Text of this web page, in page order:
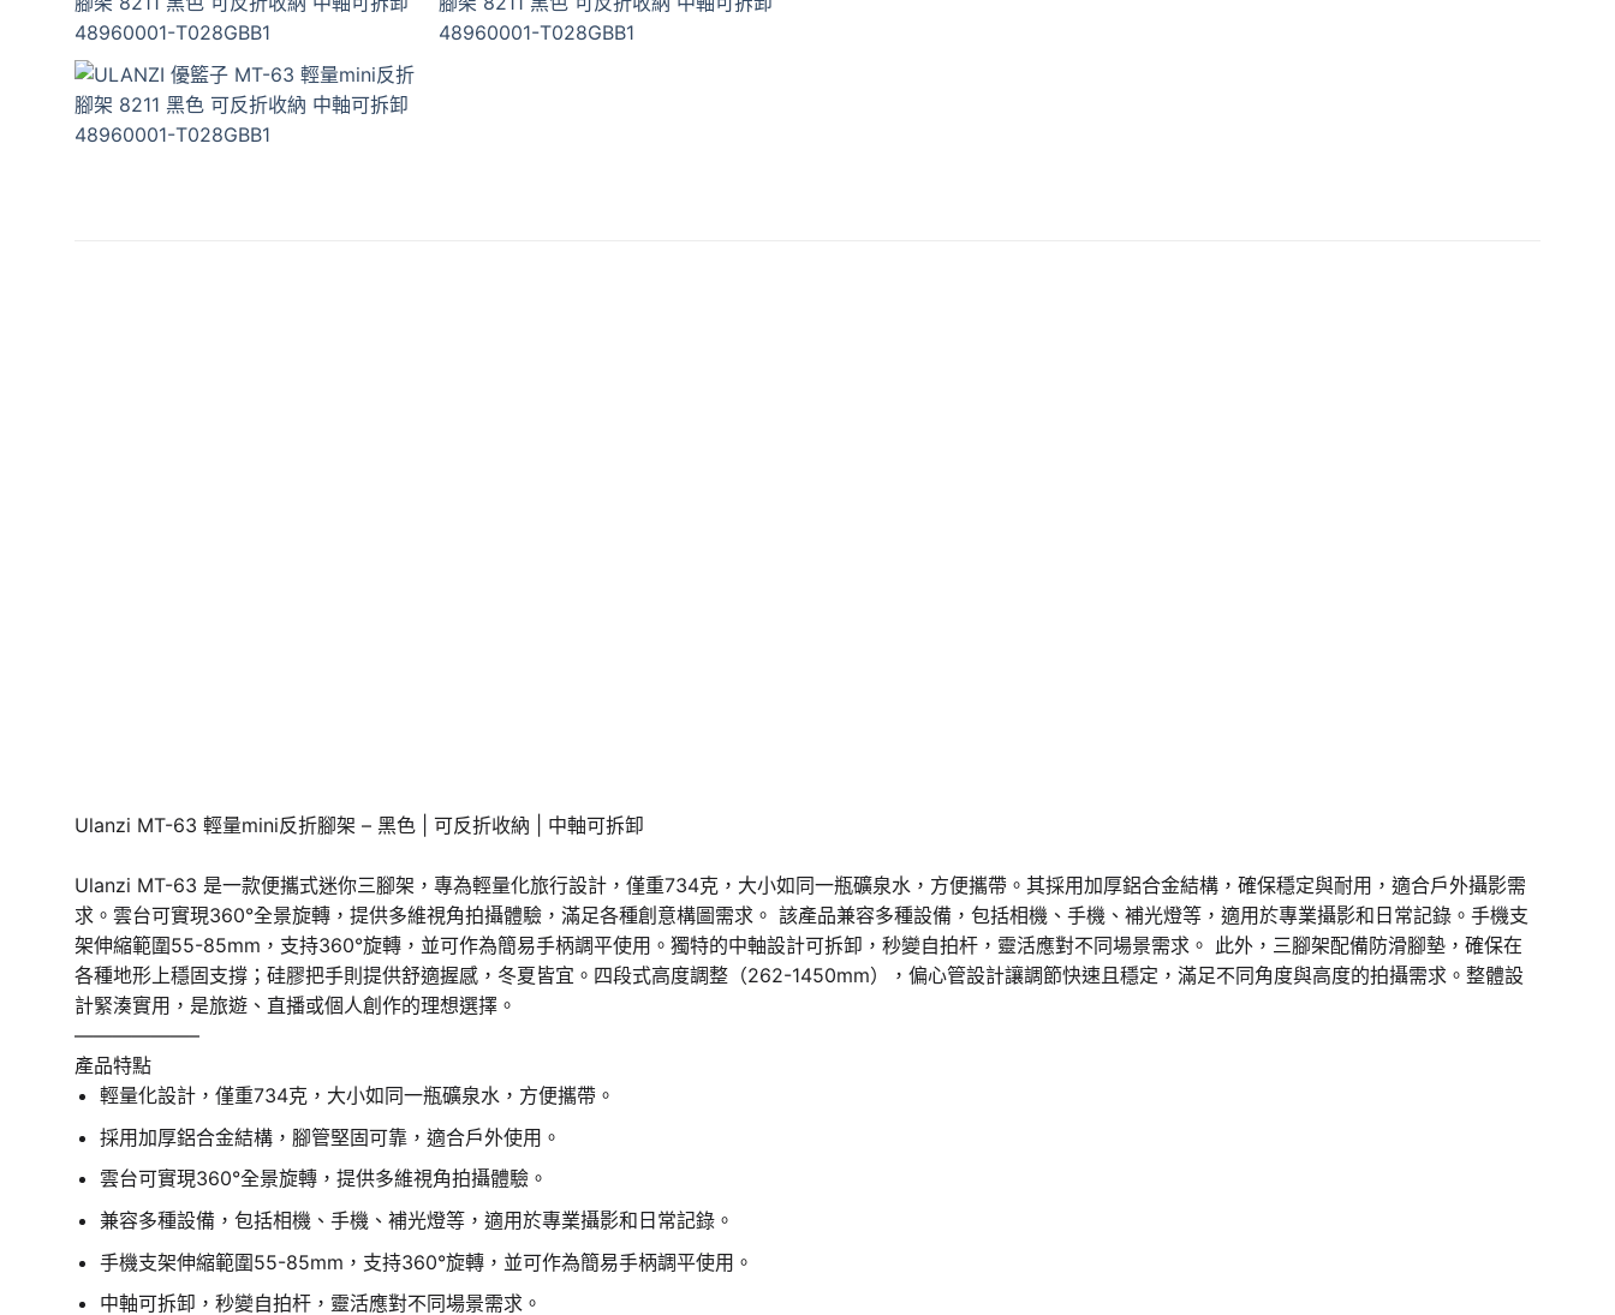
Ulanzi MT-63 輕量mini反折腳架 – 黑色 | 可反折收納 | 中軸可拆卸
Ulanzi MT-63 是一款便攜式迷你三腳架，專為輕量化旅行設計，僅重734克，大小如同一瓶礦泉水，方便攜帶。其採用加厚鋁合金結構，確保穩定與耐用，適合戶外攝影需
求。雲台可實現360°全景旋轉，提供多維視角拍攝體驗，滿足各種創意構圖需求。 該產品兼容多種設備，包括相機、手機、補光燈等，適用於專業攝影和日常記錄。手機支
架伸縮範圍55-85mm，支持360°旋轉，並可作為簡易手柄調平使用。獨特的中軸設計可拆卸，秒變自拍杆，靈活應對不同場景需求。 此外，三腳架配備防滑腳墊，確保在
各種地形上穩固支撐；硅膠把手則提供舒適握感，冬夏皆宜。四段式高度調整（262-1450mm），偏心管設計讓調節快速且穩定，滿足不同角度與高度的拍攝需求。整體設
計緊湊實用，是旅遊、直播或個人創作的理想選擇。
——————–
產品特點
輕量化設計，僅重734克，大小如同一瓶礦泉水，方便攜帶。
採用加厚鋁合金結構，腳管堅固可靠，適合戶外使用。
雲台可實現360°全景旋轉，提供多維視角拍攝體驗。
兼容多種設備，包括相機、手機、補光燈等，適用於專業攝影和日常記錄。
手機支架伸縮範圍55-85mm，支持360°旋轉，並可作為簡易手柄調平使用。
中軸可拆卸，秒變自拍杆，靈活應對不同場景需求。